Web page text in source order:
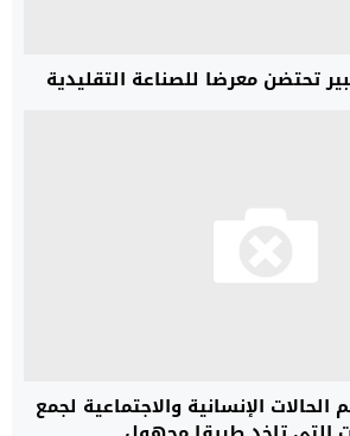
تحتضن معرضا للصناعة التقليدية
الإنسانية والاجتماعية لجمع